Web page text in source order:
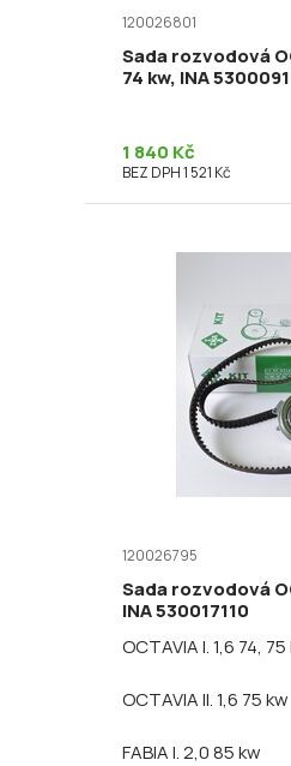
120026801
Sada rozvodová
74 kw, INA
1 840 Kč
BEZ DPH 1 521 Kč
120026795
Sada rozvodová
INA 530017110
OCTAVIA I. 1,6 74,
OCTAVIA II. 1,6 75 kw
FABIA I. 2,0 85 kw